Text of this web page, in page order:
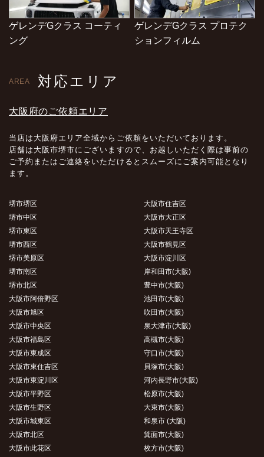
ゲレンデGクラス コーティ
ング
ゲレンデGクラス プロテク
ションフィルム
AREA 対応エリア
大阪府のご依頼エリア
当店は大阪府エリア全域からご依頼をいただいております。
店舗は大阪市堺市にございますので、お越しいただく際は事前の
ご予約またはご連絡をいただけるとスムーズにご案内可能となり
ます。
堺市堺区
堺市中区
堺市東区
堺市西区
堺市美原区
堺市南区
堺市北区
大阪市阿倍野区
大阪市旭区
大阪市中央区
大阪市福島区
大阪市東成区
大阪市東住吉区
大阪市東淀川区
大阪市平野区
大阪市生野区
大阪市城東区
大阪市北区
大阪市此花区
大阪市住吉区
大阪市大正区
大阪市天王寺区
大阪市鶴見区
大阪市淀川区
岸和田市(大阪)
豊中市(大阪)
池田市(大阪)
吹田市(大阪)
泉大津市(大阪)
高槻市(大阪)
守口市(大阪)
貝塚市(大阪)
河内長野市(大阪)
松原市(大阪)
大東市(大阪)
和泉市 (大阪)
箕面市(大阪)
枚方市(大阪)